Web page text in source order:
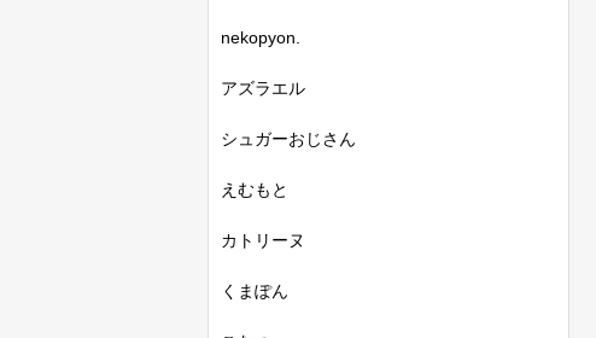
nekopyon.
アズラエル
シュガーおじさん
えむもと
カトリーヌ
くまぽん